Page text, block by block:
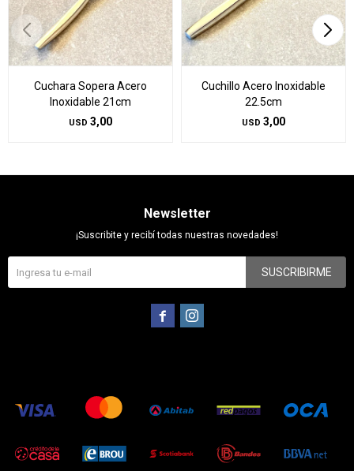
Cuchara Sopera Acero
Inoxidable 21cm
USD 3,00
Cuchillo Acero Inoxidable
22.5cm
USD 3,00
Newsletter
¡Suscribite y recibí todas nuestras novedades!
SUSCRIBIRME
 